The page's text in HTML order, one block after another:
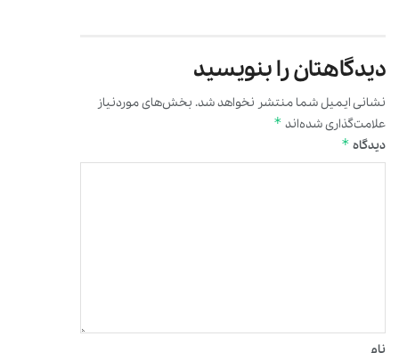
دیدگاهتان را بنویسید
نشانی ایمیل شما منتشر نخواهد شد. بخش‌های موردنیاز
علامت‌گذاری شده‌اند *
دیدگاه *
نام